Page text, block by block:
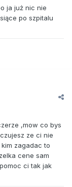
ja już nic nie
po szpitalu
,mow co bys
ze ci nie
zagadac to
cene sam
ci tak jak